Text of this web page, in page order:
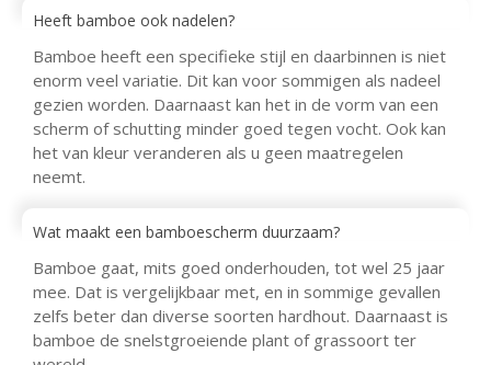
Heeft bamboe ook nadelen?
Bamboe heeft een specifieke stijl en daarbinnen is niet
enorm veel variatie. Dit kan voor sommigen als nadeel
gezien worden. Daarnaast kan het in de vorm van een
scherm of schutting minder goed tegen vocht. Ook kan
het van kleur veranderen als u geen maatregelen
neemt.
Wat maakt een bamboescherm duurzaam?
Bamboe gaat, mits goed onderhouden, tot wel 25 jaar
mee. Dat is vergelijkbaar met, en in sommige gevallen
zelfs beter dan diverse soorten hardhout. Daarnaast is
bamboe de snelstgroeiende plant of grassoort ter